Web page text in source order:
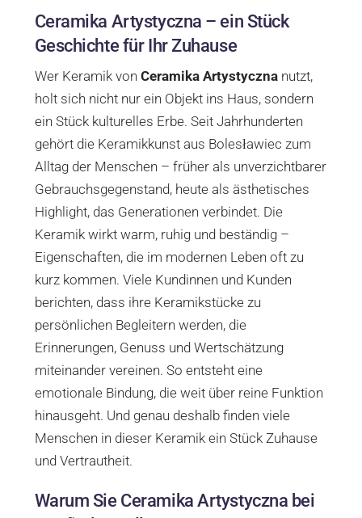
Ceramika Artystyczna – ein Stück
Geschichte für Ihr Zuhause
Wer Keramik von Ceramika Artystyczna nutzt,
holt sich nicht nur ein Objekt ins Haus, sondern
ein Stück kulturelles Erbe. Seit Jahrhunderten
gehört die Keramikkunst aus Bolesławiec zum
Alltag der Menschen – früher als unverzichtbarer
Gebrauchsgegenstand, heute als ästhetisches
Highlight, das Generationen verbindet. Die
Keramik wirkt warm, ruhig und beständig –
Eigenschaften, die im modernen Leben oft zu
kurz kommen. Viele Kundinnen und Kunden
berichten, dass ihre Keramikstücke zu
persönlichen Begleitern werden, die
Erinnerungen, Genuss und Wertschätzung
miteinander vereinen. So entsteht eine
emotionale Bindung, die weit über reine Funktion
hinausgeht. Und genau deshalb finden viele
Menschen in dieser Keramik ein Stück Zuhause
und Vertrautheit.
Warum Sie Ceramika Artystyczna bei